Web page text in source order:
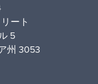
ート
5
州 3053